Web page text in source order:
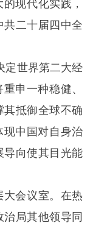
现代化实践，
共二十届四中全
定世界第二大经
申一种稳健、
其抵御全球不确
现中国对自身治
导向使其目光能
大会议室。在热
局其他领导同